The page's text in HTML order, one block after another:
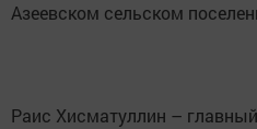
Азеевском сельском
Раис Хисматуллин –